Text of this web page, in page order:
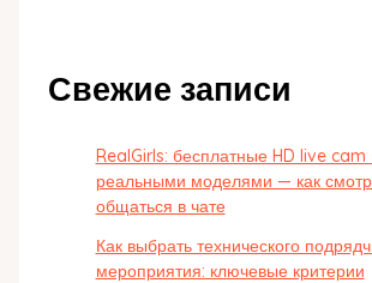
Свежие записи
RealGirls: бесплатные HD live cam
реальными моделями — как
общаться в чате
Как выбрать технического
мероприятия: ключевые критерии